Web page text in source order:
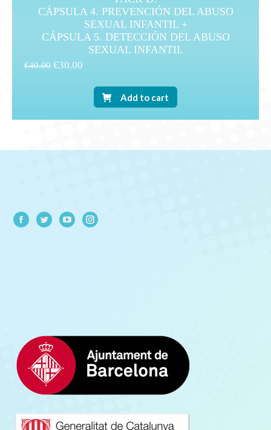
CÁPSULA 4. PREVENCIÓN DEL ABUSO
SEXUAL INFANTIL +
CÁPSULA 5. DETECCIÓN DEL ABUSO
SEXUAL INFANTIL
€40.00 €30.00
Add to cart